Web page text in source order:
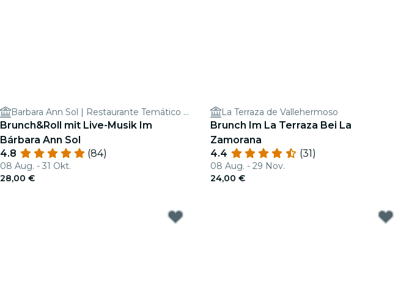
Barbara Ann Sol | Restaurante Temático Madrid
Brunch&Roll mit Live-Musik Im
Bárbara Ann Sol
4.8
(84)
08 Aug. - 31 Okt.
28,00 €
La Terraza de Vallehermoso
Brunch Im La Terraza Bei La
Zamorana
4.4
(31)
08 Aug. - 29 Nov.
24,00 €